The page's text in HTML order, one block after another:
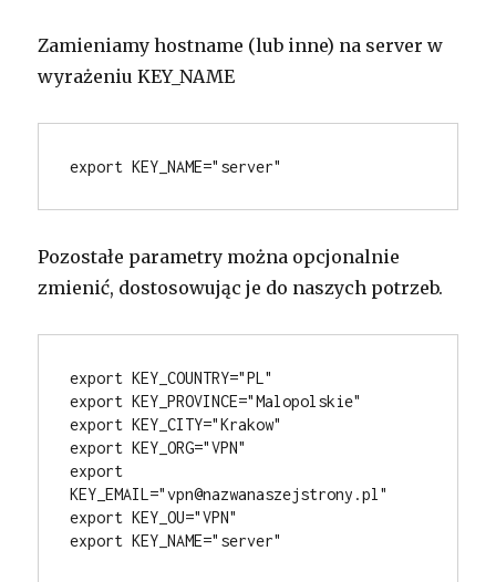
Zamieniamy hostname (lub inne) na server w
wyrażeniu KEY_NAME
export KEY_NAME="server"
Pozostałe parametry można opcjonalnie
zmienić, dostosowując je do naszych potrzeb.
export KEY_COUNTRY="PL"
export KEY_PROVINCE="Malopolskie"
export KEY_CITY="Krakow"
export KEY_ORG="VPN"
export
KEY_EMAIL="vpn@nazwanaszejstrony.pl"
export KEY_OU="VPN"
export KEY_NAME="server"